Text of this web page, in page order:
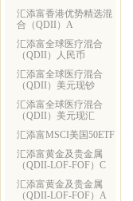
汇添富香港优势精选混
合（QDII）A
汇添富全球医疗混合
（QDII）人民币
汇添富全球医疗混合
（QDII）美元现钞
汇添富全球医疗混合
（QDII）美元现汇
汇添富MSCI美国50ETF
汇添富黄金及贵金属
（QDII-LOF-FOF）C
汇添富黄金及贵金属
（QDII-LOF-FOF）A